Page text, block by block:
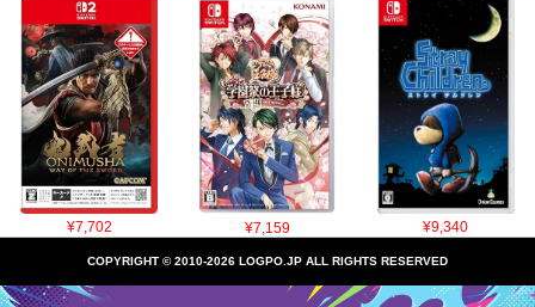
¥7,702 ¥7,159 ¥9,340
COPYRIGHT © 2010-2026 LOGPO.JP ALL RIGHTS RESERVED